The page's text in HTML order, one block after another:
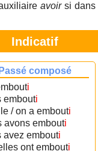
avoirsi dans
Indicatif
Passé composé
i
embouti
/ on a embouti
avons embouti
avez embouti
ont embouti